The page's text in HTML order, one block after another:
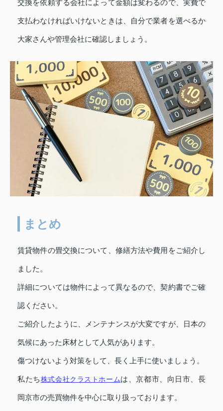
交換を依頼する会社によって金額は変わるので、実費で
支払わなければいけないときは、自分で業者を選べるか
大家さんや管理会社に確認しましょう。
まとめ
賃貸物件の畳交換について、修繕方法や費用をご紹介し
ました。
詳細については物件によって異なるので、契約書でご確
認ください。
ご紹介したように、メンテナンスが大変ですが、日本の
気候にあった床材として人気があります。
傷つけないよう対策をして、長く上手に使いましょう。
私たち株式会社クラストホームは、京都市、向日市、長
岡京市の売買物件を中心に取り扱っております。